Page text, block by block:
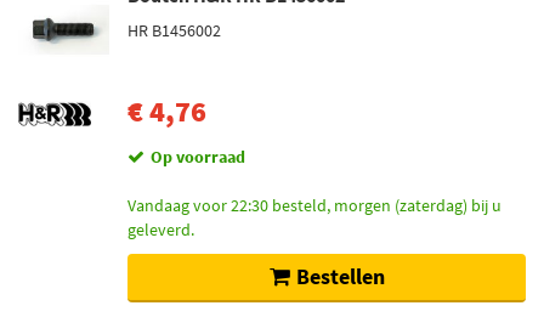
HR B1456002
€ 4,76
Op voorraad
Vandaag voor 22:30 besteld, morgen (zaterdag) bij u
geleverd.
Bestellen